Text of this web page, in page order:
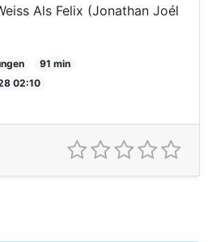
Als Felix (Jonathan Joél
91 min
02:10